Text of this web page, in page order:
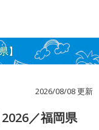
】
2026/08/08 更新
／福岡県